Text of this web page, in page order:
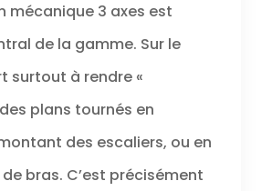
les diffusions en
direct tout en
simplifiant votre
équipement et
travail.
mécanique 3 axes est
de la gamme. Sur le
surtout à rendre «
plans tournés en
des escaliers, ou en
bras. C’est précisément